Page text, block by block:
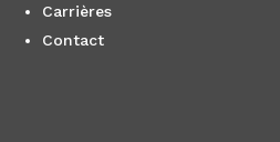
Carrières
Contact